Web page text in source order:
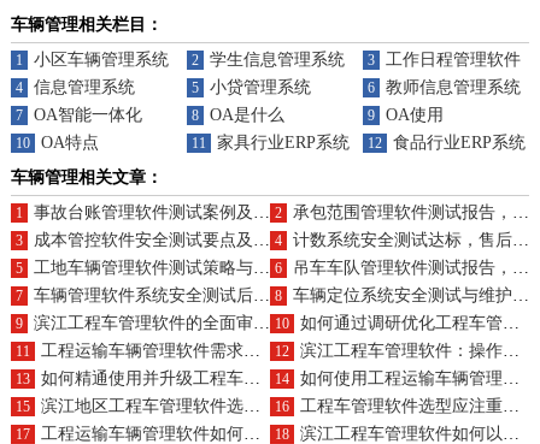
车辆管理相关栏目：
1 小区车辆管理系统 2 学生信息管理系统 3 工作日程管理软件
4 信息管理系统 5 小贷管理系统 6 教师信息管理系统
7 OA智能一体化 8 OA是什么 9 OA使用
10 OA特点 11 家具行业ERP系统（OA）
12
食品行业ERP系统
车辆管理相关文章：
1 事故台账管理软件测试案例及官方客服联系方式？ 2 承包范围管理软件测试报告，后续维护怎么做？
3 成本管控软件安全测试要点及后续服务如何？ 4 计数系统安全测试达标，售后服务有哪些？
5 工地车辆管理软件测试策略与售后服务体系介绍？ 6 吊车车队管理软件测试报告，如何联系售后？
7 车辆管理软件系统安全测试后，如何联系客服？ 8 车辆定位系统安全测试与维护流程是怎样的？
9 滨江工程车管理软件的全面审视：需求分析后的整体解决方案构想? 10 如何通过调研优化工程车管理软件系统，明确需求并设计实施路径?
11 工程运输车辆管理软件需求洞察与高效实施方案探索 12 滨江工程车管理软件：操作指南与升级路径是怎样的?
13 如何精通使用并升级工程车管理软件系统? 14 如何使用工程运输车辆管理软件并了解其升级方法?
15 滨江地区工程车管理软件选型要点及核心功能概览 16 工程车管理软件选型应注重哪些原则，功能如何匹配需求？
17 工程运输车辆管理软件如何选型?核心功能有哪些? 18 滨江工程车管理软件如何以优点与特点脱颖而出？